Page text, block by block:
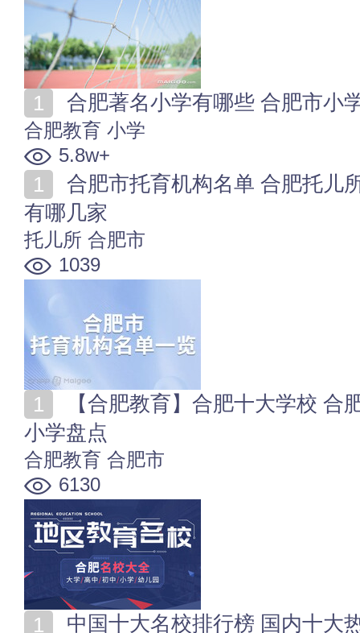
合肥著名小学有哪些 合肥市小
合肥教育 小学
5.8w+
有哪几家
托儿所 合肥市
1039
小学盘点
合肥教育 合肥市
6130